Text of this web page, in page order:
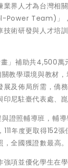
界人才為台灣相
Team)」
術研發與人才培
」補助共4,500
教學環境與教材
及佈局所需，僑
尼駐臺代表處、
證照輔導班，輔
年度更取得152張
全國獲證數最高。
項並優化學生在